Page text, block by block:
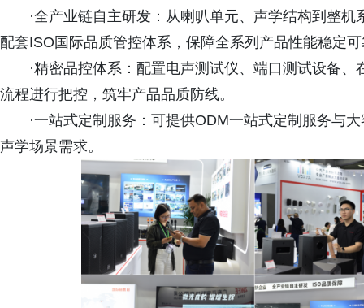
·全产业链自主研发：从喇叭单元、声学结构到整
配套ISO国际品质管控体系，保障全系列产品性能稳定
·精密品控体系：配置电声测试仪、端口测试设备
流程进行把控，筑牢产品品质防线。
·一站式定制服务：可提供ODM一站式定制服务与
声学场景需求。